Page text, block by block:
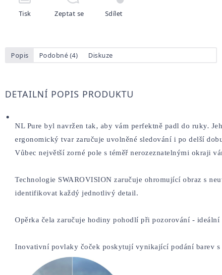
Tisk Zeptat se Sdílet
Popis Podobné (4) Diskuze
DETAILNÍ POPIS PRODUKTU
NL Pure byl navržen tak, aby vám perfektně padl do ruky.
ergonomický tvar zaručuje uvolněné sledování i po delší
Vůbec největší zorné pole s téměř nerozeznatelnými okraji
Technologie SWAROVISION zaručuje ohromující obraz s
identifikovat každý jednotlivý detail.
Opěrka čela zaručuje hodiny pohodlí při pozorování -
Inovativní povlaky čoček poskytují vynikající podání barev s